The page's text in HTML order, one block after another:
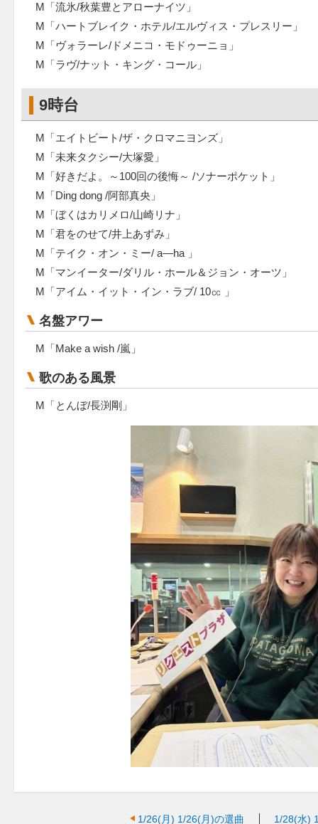
M「流氷/秋葉豊とアローナイツ」
M「ハートブレイク・ホテル/エルヴィス・プレスリー」
M「ヴォラーレ/ドメニコ・モドゥーニョ」
M「ラヴ/ナット・キング・コール」
9時台
M「エイトビート/ザ・クロマニヨンズ」
M「未来タクシー/大塚愛」
M「好きだよ。～100回の後悔～ /ソナーポケット」
M「Ding dong /阿部真央」
M「ぼくはカリメロ/山崎リナ」
M「君をのせて/井上あずみ」
M「テイク・オン・ミー/ a—ha 」
M「マンイーター/ダリル・ホール＆ジョン・オーツ」
M「アイム・イット・イン・ラブ/ 10㏄ 」
名盤アワー
M「Make a wish /嵐」
歌のある風景
M「とんぼ/長渕剛」
1/26(月) 1/26(月)の選曲 1/28(水)